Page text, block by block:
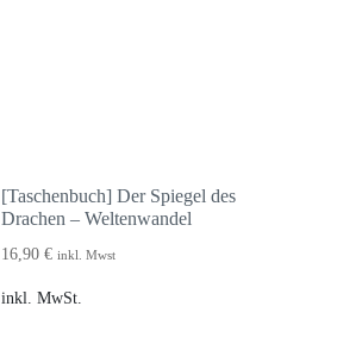
[Taschenbuch] Der Spiegel des
Drachen – Weltenwandel
16,90 € inkl. Mwst
inkl. MwSt.